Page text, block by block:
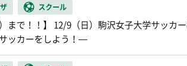
スクール
まで！！】 12/9（日）駒沢女子大学サッカ
ッカーをしよう！―